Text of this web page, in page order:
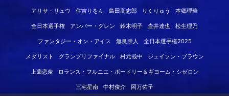
アリサ・リュウ 住吉りをん 島田高志郎 りくりゅう 本郷理華
全日本選手権 アンバー・グレン 鈴木明子 壷井達也 松生理乃
ファンタジー・オン・アイス 無良崇人 全日本選手権2025
メダリスト グランプリファイナル 村元哉中 ジェイソン・ブラウン
上薗恋奈 ロランス・フルニエ・ボードリー＆ギヨーム・シゼロン
三宅星南 中村俊介 岡万佑子